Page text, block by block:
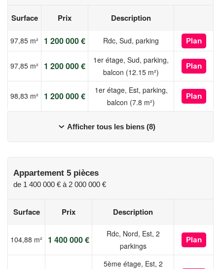
Surface Prix Description
97,85 m² 1 200 000 € Rdc, Sud, parking Plan
97,85 m² 1 200 000 €
1er étage, Sud, parking,
balcon (12.15 m²)
Plan
98,83 m² 1 200 000 €
1er étage, Est, parking,
balcon (7.8 m²)
Plan
Afficher tous les biens (8)
Appartement 5 pièces
de 1 400 000 € à 2 000 000 €
Surface Prix Description
104,88 m² 1 400 000 €
Rdc, Nord, Est, 2
parkings
Plan
5ème étage, Est, 2